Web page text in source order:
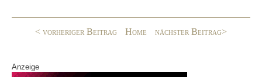
o< vorheriger Beitrag Home nächster Beitrag>
Anzeige